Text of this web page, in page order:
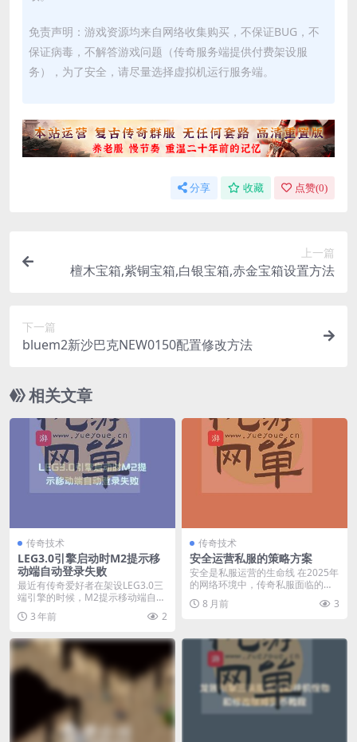
免责声明：游戏资源均来自网络收集购买，不保证BUG，不
保证病毒，不解答游戏问题（传奇服务端提供付费架设服
务），为了安全，请尽量选择虚拟机运行服务端。
分享 收藏 点赞(0)
上一篇
檀木宝箱,紫铜宝箱,白银宝箱,赤金宝箱设置方法
下一篇
bluem2新沙巴克NEW0150配置修改方法
相关文章
传奇技术
LEG3.0引擎启动时M2提示移
动端自动登录失败
最近有传奇爱好者在架设LEG3.0三
端引擎的时候，M2提示移动端自动
登录失败 A...
3 年前 2
传奇技术
安全运营私服的策略方案
安全是私服运营的生命线 在2025年
的网络环境中，传奇私服面临的已
不再是简单的游...
8 月前 3